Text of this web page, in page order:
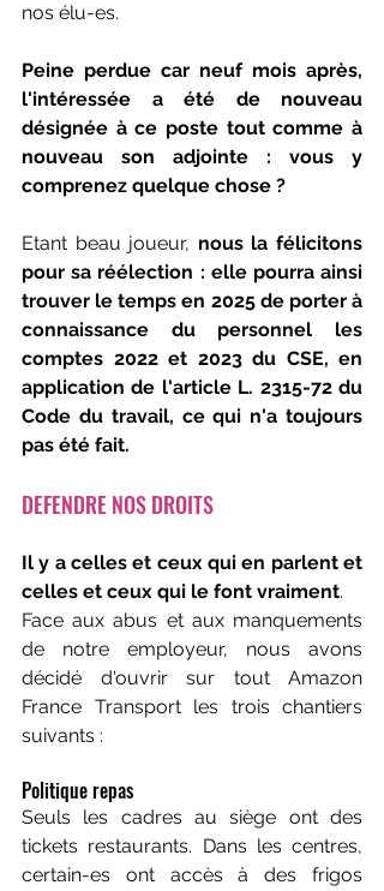
nos élu-es.
Peine perdue car neuf mois après,
l'intéressée a été de nouveau
désignée à ce poste tout comme à
nouveau son adjointe : vous y
comprenez quelque chose ?
Etant beau joueur, nous la félicitons
pour sa réélection : elle pourra ainsi
trouver le temps en 2025 de porter à
connaissance du personnel les
comptes 2022 et 2023 du CSE, en
application de l'article L. 2315-72 du
Code du travail, ce qui n'a toujours
pas été fait.
DEFENDRE NOS DROITS
Il y a celles et ceux qui en parlent et
celles et ceux qui le font vraiment.
Face aux abus et aux manquements
de notre employeur, nous avons
décidé d'ouvrir sur tout Amazon
France Transport les trois chantiers
suivants :
Politique repas
Seuls les cadres au siège ont des
tickets restaurants. Dans les centres,
certain-es ont accès à des frigos